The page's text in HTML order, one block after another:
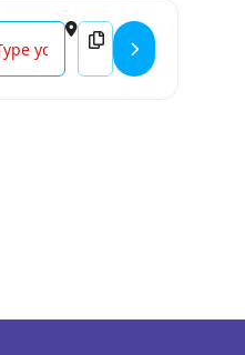
- Wandelkonzert 2 | Tag
Destination Address